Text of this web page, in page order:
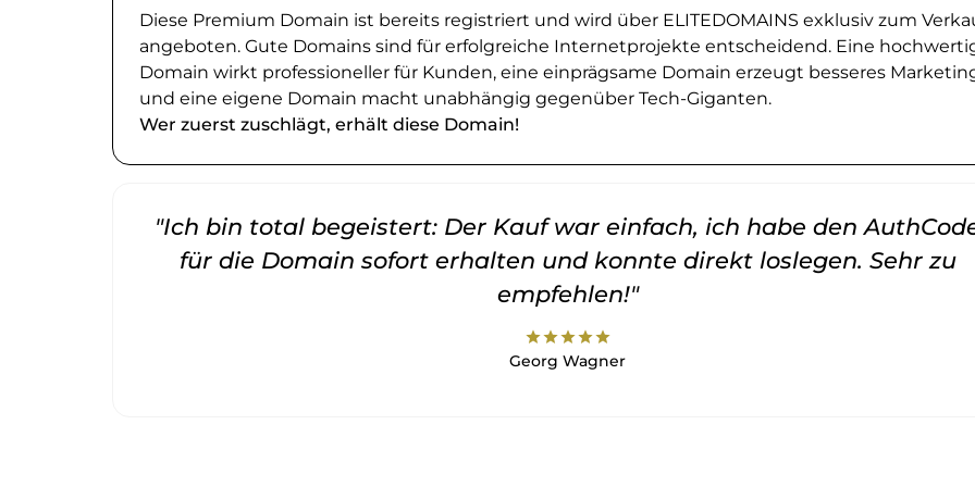
Diese Premium Domain ist bereits registriert und wird über ELITEDOMAINS exklusiv zum
angeboten. Gute Domains sind für erfolgreiche Internetprojekte entscheidend. Eine
Domain wirkt professioneller für Kunden, eine einprägsame Domain erzeugt besseres
und eine eigene Domain macht unabhängig gegenüber Tech-Giganten.
Wer zuerst zuschlägt, erhält diese Domain!
"Ich bin total begeistert: Der Kauf war einfach, ich habe den
für die Domain sofort erhalten und konnte direkt loslegen. Sehr zu
empfehlen!"
starstarstarstarstar
Georg Wagner